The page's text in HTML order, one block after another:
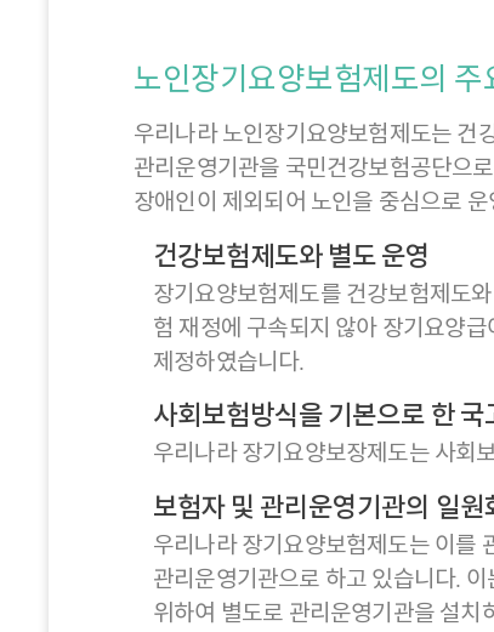
노인장기요양보험제도의 주
우리나라 노인장기요양보험제도는 건
관리운영기관을 국민건강보험공단으
장애인이 제외되어 노인을 중심으로
건강보험제도와 별도 운영
장기요양보험제도를 건강보험제도
험 재정에 구속되지 않아 장기요양
제정하였습니다.
사회보험방식을 기본으로 한 국
우리나라 장기요양보장제도는 사회
보험자 및 관리운영기관의 일원
우리나라 장기요양보험제도는 이를
관리운영기관으로 하고 있습니다.
위하여 별도로 관리운영기관을 설치